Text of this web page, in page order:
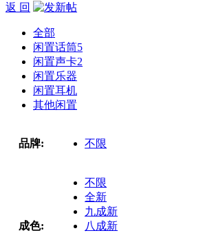
返 回
全部
闲置话筒5
闲置声卡2
闲置乐器
闲置耳机
其他闲置
品牌: 不限
成色:
不限
全新
九成新
八成新